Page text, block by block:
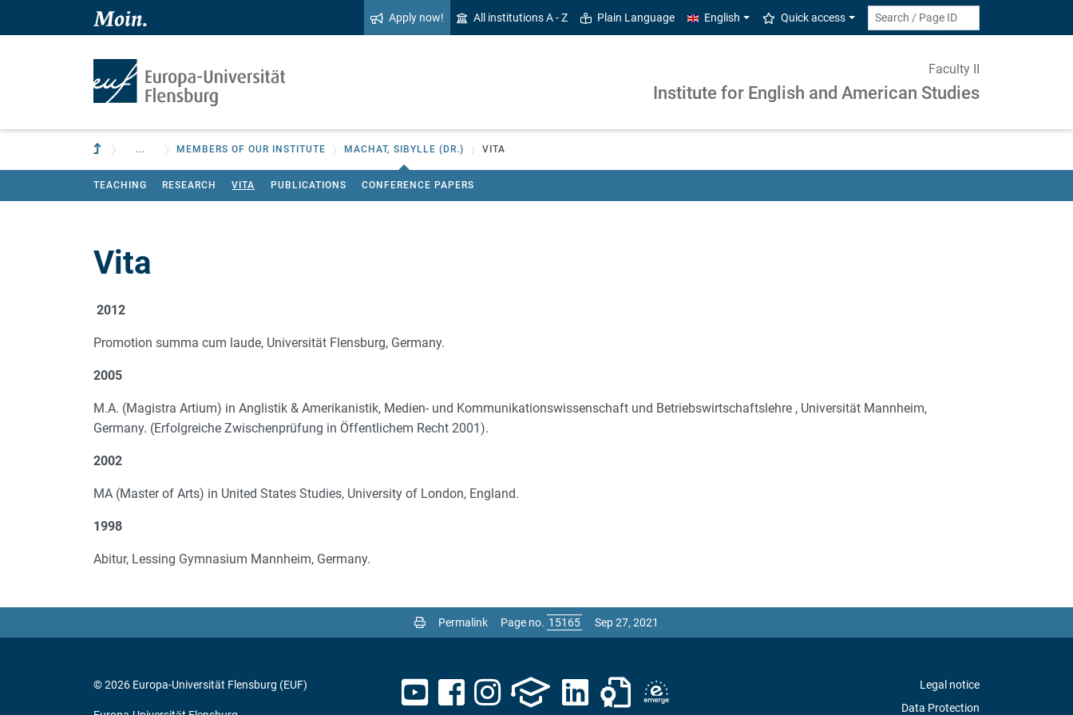
Skip to main content
Skip to main navigation
Apply now! All institutions A - Z Plain Language English Quick access
Faculty II
Institute for English and American Studies
To parent institution
... MEMBERS OF OUR INSTITUTE MACHAT, SIBYLLE (DR.) VITA
TEACHING RESEARCH VITA PUBLICATIONS CONFERENCE PAPERS
Vita
2012
Promotion summa cum laude, Universität Flensburg, Germany.
2005
M.A. (Magistra Artium) in Anglistik & Amerikanistik, Medien- und Kommunikationswissenschaft und Betriebswirtschaftslehre , Universität Mannheim,
Germany. (Erfolgreiche Zwischenprüfung in Öffentlichem Recht 2001).
2002
MA (Master of Arts) in United States Studies, University of London, England.
1998
Abitur, Lessing Gymnasium Mannheim, Germany.
Permalink Page no. Sep 27, 2021
Legal notice
Data Protection
© 2026 Europa-Universität Flensburg (EUF)